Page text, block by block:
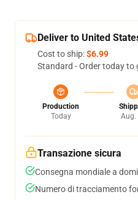
Deliver to United
Cost to ship:$6.99
Standard - Order today to
Production
Today
Aug.
Transazione sicura
Consegna mondiale a
Numero di tracciamento